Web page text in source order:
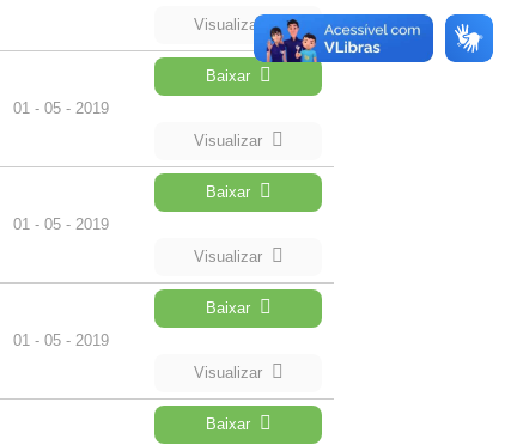
Visualizar
01 - 05 - 2019
Baixar
Visualizar
01 - 05 - 2019
Baixar
Visualizar
01 - 05 - 2019
Baixar
Visualizar
Baixar